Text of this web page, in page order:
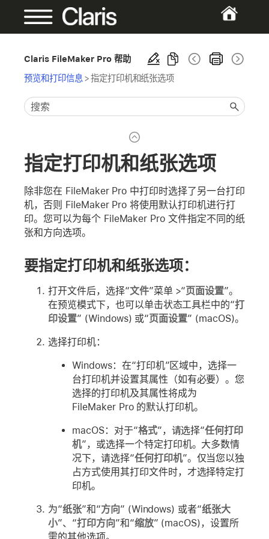
Claris FileMaker Pro 帮助
预览和打印信息 >指定打印机和纸张选项
指定打印机和纸张选项
除非您在 FileMaker Pro 中打印时选择了另一台打印
机，否则 FileMaker Pro 将使用默认打印机进行打
印。您可以为每个 FileMaker Pro 文件指定不同的纸
张和方向选项。
要指定打印机和纸张选项：
打开文件后，选择“文件”菜单 >“页面设置”。
在预览模式下，也可以单击状态工具栏中的“打
印设置” (Windows) 或“页面设置” (macOS)。
选择打印机：
Windows：在“打印机”区域中，选择一
台打印机并设置其属性（如有必要）。您
选择的打印机及其属性将成为
FileMaker Pro 的默认打印机。
macOS：对于“格式”，请选择“任何打印
机”，或选择一个特定打印机。大多数情
况下，请选择“任何打印机”。仅当您以独
占方式使用其打印文件时，才选择特定打
印机。
为“纸张”和“方向” (Windows) 或者“纸张大
小”、“打印方向”和“缩放” (macOS)，设置所